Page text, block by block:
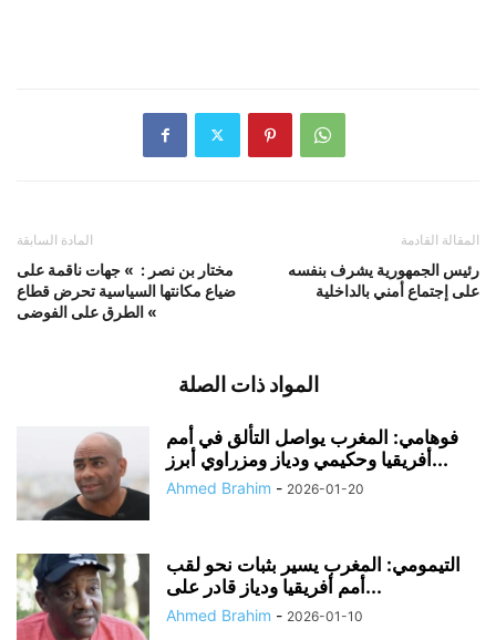
المادة السابقة
مختار بن نصر : » جهات ناقمة على
ضياع مكانتها السياسية تحرض قطاع
الطرق على الفوضى «
المقالة القادمة
رئيس الجمهورية يشرف بنفسه
على إجتماع أمني بالداخلية
المواد ذات الصلة
فوهامي: المغرب يواصل التألق في أمم
أفريقيا وحكيمي ودياز ومزراوي أبرز...
Ahmed Brahim - 2026-01-20
التيمومي: المغرب يسير بثبات نحو لقب
أمم أفريقيا ودياز قادر على...
Ahmed Brahim - 2026-01-10